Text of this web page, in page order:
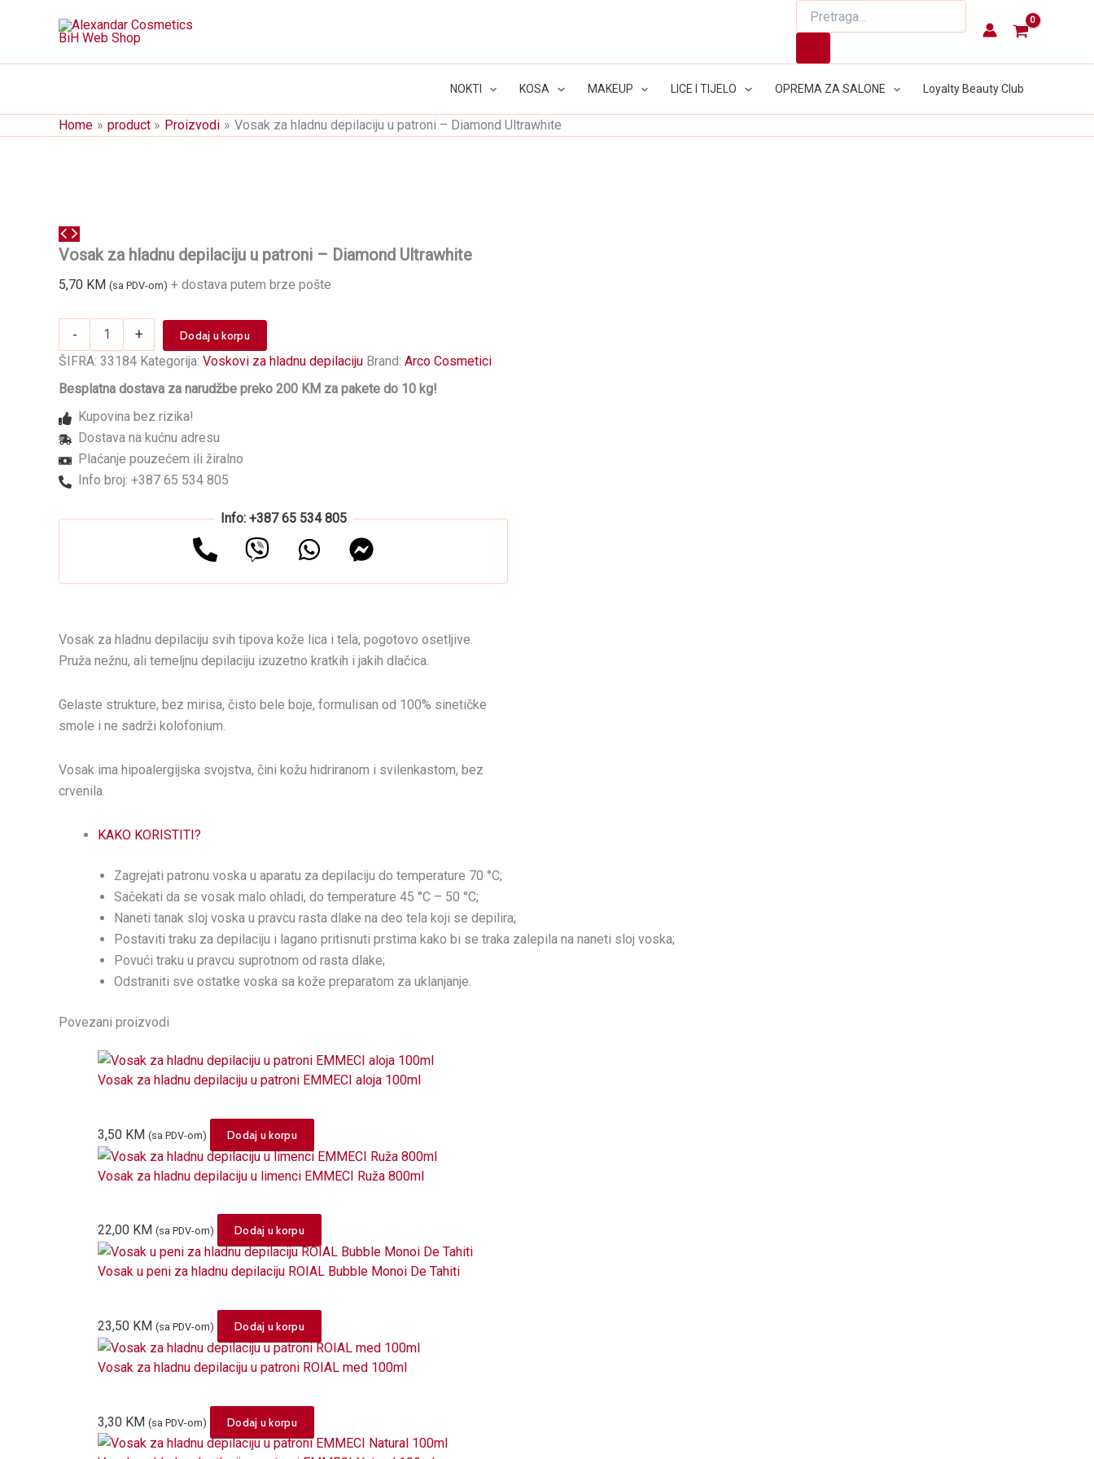
search
NOKTI KOSA MAKEUP LICE I TIJELO OPREMA ZA SALONE Loyalty Beauty Club
Home product Proizvodi Vosak za hladnu depilaciju u patroni – Diamond Ultrawhite
Vosak za hladnu depilaciju u patroni – Diamond Ultrawhite
5,70 KM (sa PDV-om) + dostava putem brze pošte
-
hladnu
u
-
Diamond
Ultrawhite
količina
+ Dodaj u korpu
ŠIFRA: 33184 Kategorija: Voskovi za hladnu depilaciju Brand: Arco Cosmetici
Besplatna dostava za narudžbe preko 200 KM za pakete do 10 kg!
Kupovina bez rizika!
Dostava na kućnu adresu
Plaćanje pouzećem ili žiralno
Info broj: +387 65 534 805
Info: +387 65 534 805
Vosak za hladnu depilaciju svih tipova kože lica i tela, pogotovo osetljive.
Pruža nežnu, ali temeljnu depilaciju izuzetno kratkih i jakih dlačica.
Gelaste strukture, bez mirisa, čisto bele boje, formulisan od 100% sinetičke
smole i ne sadrži kolofonium.
Vosak ima hipoalergijska svojstva, čini kožu hidriranom i svilenkastom, bez
crvenila.
KAKO KORISTITI?
Zagrejati patronu voska u aparatu za depilaciju do temperature 70 °C;
Sačekati da se vosak malo ohladi, do temperature 45 °C – 50 °C;
Naneti tanak sloj voska u pravcu rasta dlake na deo tela koji se depilira;
Postaviti traku za depilaciju i lagano pritisnuti prstima kako bi se traka zalepila na naneti sloj voska;
Povući traku u pravcu suprotnom od rasta dlake;
Odstraniti sve ostatke voska sa kože preparatom za uklanjanje.
Povezani proizvodi
Vosak za hladnu depilaciju u patroni EMMECI aloja 100ml
3,50 KM (sa PDV-om) Dodaj u korpu
Vosak za hladnu depilaciju u limenci EMMECI Ruža 800ml
22,00 KM (sa PDV-om) Dodaj u korpu
Vosak u peni za hladnu depilaciju ROIAL Bubble Monoi De Tahiti
23,50 KM (sa PDV-om) Dodaj u korpu
Vosak za hladnu depilaciju u patroni ROIAL med 100ml
3,30 KM (sa PDV-om) Dodaj u korpu